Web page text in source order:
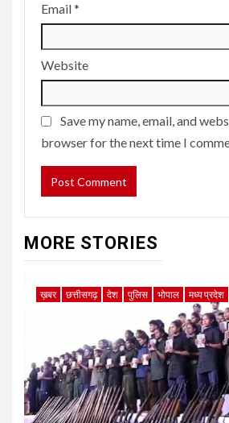
Email*
Website
Save my name, email, and
browser for the next time I
MORE STORIES
ख़बर छत्तीसगढ़ देश पुलिस भोपाल मध्य प्रदेश